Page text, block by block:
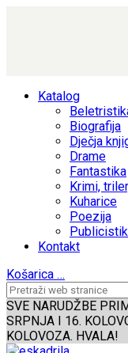
Katalog
Biografija
Dječja
Drame
Fantastika
Krimi,
Kuharice
Poezija
Kontakt
Košarica …
SVE NARUDŽBE
SRPNJA I 16.
KOLOVOZA. HVALA!